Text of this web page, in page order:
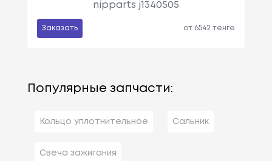
nipparts j1340505
Заказать от 6542 тенге
Популярные запчасти:
Кольцо уплотнительное Сальник
Свеча зажигания